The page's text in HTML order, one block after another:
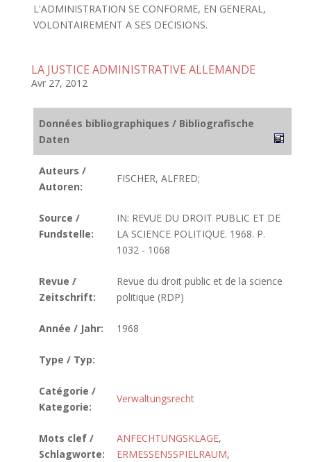
L'ADMINISTRATION SE CONFORME, EN GENERAL,
VOLONTAIREMENT A SES DECISIONS.
LA JUSTICE ADMINISTRATIVE ALLEMANDE
Avr 27, 2012
Données bibliographiques / Bibliografische
Daten
Auteurs /
Autoren:
FISCHER, ALFRED;
Source /
Fundstelle:
IN: REVUE DU DROIT PUBLIC ET DE
LA SCIENCE POLITIQUE. 1968. P.
1032 - 1068
Revue /
Zeitschrift:
Revue du droit public et de la science
politique (RDP)
Année / Jahr: 1968
Type / Typ:
Catégorie /
Kategorie:
Verwaltungsrecht
Mots clef /
Schlagworte:
ANFECHTUNGSKLAGE,
ERMESSENSSPIELRAUM,